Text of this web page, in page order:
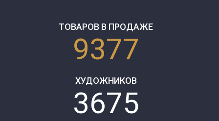
ТОВАРОВ В ПРОДАЖЕ
9377
ХУДОЖНИКОВ
3675